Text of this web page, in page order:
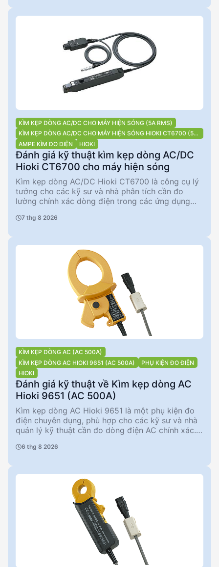
kế để đo dòng điện lên đến 5 A rms, Hioki CT6701
phù hợp cho các môi trường công nghiệp và
nghiên cứu, đảm bảo độ chính xác và độ bền cao.
KÌM KẸP DÒNG AC/DC CHO MÁY HIỆN SÓNG (5A RMS)
KÌM KẸP DÒNG AC/DC CHO MÁY HIỆN SÓNG HIOKI CT6700 (5A
RMS)
AMPE KÌM ĐO ĐIỆN HIOKI
Đánh giá kỹ thuật kìm kẹp dòng AC/DC
Hioki CT6700 cho máy hiện sóng
Kìm kẹp dòng AC/DC Hioki CT6700 là công cụ lý
tưởng cho các kỹ sư và nhà phân tích cần đo
lường chính xác dòng điện trong các ứng dụng
từ DC đến 50 MHz và độ chính xác cao, sản phẩm
là một hạn chế trong một số ứng dụng yêu cầu
7 thg 8 2026
KÌM KẸP DÒNG AC (AC 500A)
KÌM KẸP DÒNG AC HIOKI 9651 (AC 500A)
PHỤ KIỆN ĐO ĐIỆN
HIOKI
Đánh giá kỹ thuật về Kìm kẹp dòng AC
Hioki 9651 (AC 500A)
Kìm kẹp dòng AC Hioki 9651 là một phụ kiện đo
điện chuyên dụng, phù hợp cho các kỹ sư và nhà
quản lý kỹ thuật cần đo dòng điện AC chính xác.
biên độ ±1,5%, sản phẩm này đáp ứng tốt các yêu
điện do thiếu độ chính xác giai đoạn.
6 thg 8 2026